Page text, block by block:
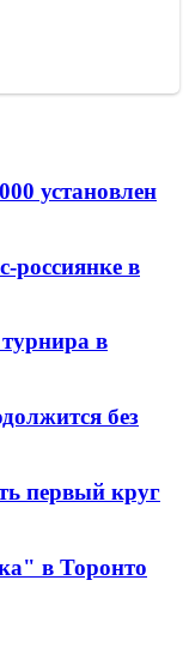
установлен
россиянке в
в
без
первый круг
в Торонто